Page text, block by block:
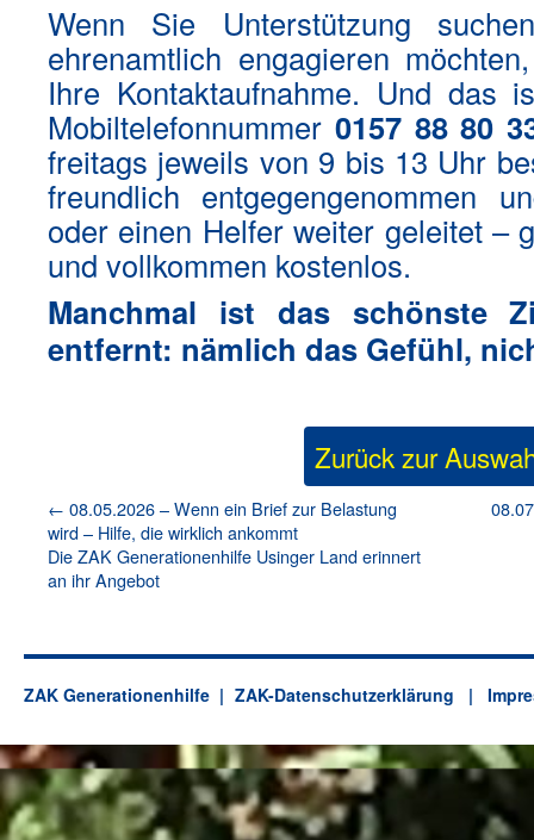
Wenn Sie Unterstützung
ehrenamtlich engagieren
Ihre Kontaktaufnahme. Und das
Mobiltelefonnummer 0157 88 80
freitags jeweils von 9 bis 13 Uhr
freundlich entgegengenommen
oder einen Helfer weiter geleitet –
und vollkommen kostenlos.
Manchmal ist das schönste
entfernt: nämlich das Gefühl,
Zurück zur
← 08.05.2026 – Wenn ein Brief zur Belastung
wird – Hilfe, die wirklich ankommt
Die ZAK Generationenhilfe Usinger Land erinnert
an ihr Angebot
ZAK Generationenhilfe ZAK-Datenschutzerklärung |